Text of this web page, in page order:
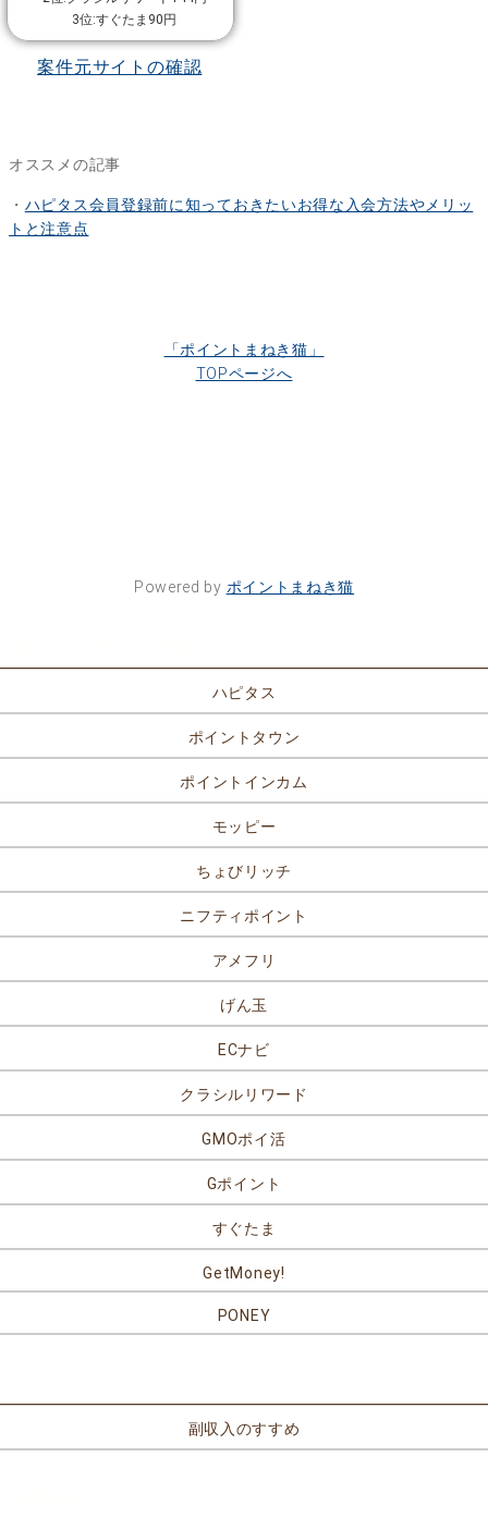
3位:すぐたま90円
案件元サイトの確認
オススメの記事
・ ハピタス会員登録前に知っておきたいお得な入会方法やメリッ
トと注意点
「ポイントまねき猫」
TOPページへ
Powered by ポイントまねき猫
ハピタス
ポイントタウン
ポイントインカム
モッピー
ちょびリッチ
ニフティポイント
アメフリ
げん玉
ECナビ
クラシルリワード
GMOポイ活
Gポイント
すぐたま
GetMoney!
PONEY
副収入のすすめ